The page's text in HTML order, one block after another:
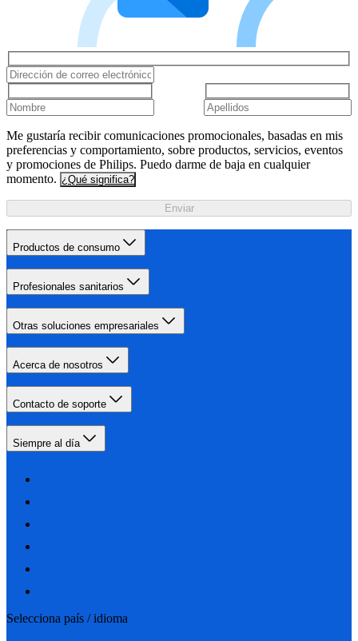
Me gustaría recibir comunicaciones promocionales, basadas en mis
preferencias y comportamiento, sobre productos, servicios, eventos
y promociones de Philips. Puedo darme de baja en cualquier
momento. ¿Qué significa?
Enviar
Productos de consumo
Profesionales sanitarios
Otras soluciones empresariales
Acerca de nosotros
Contacto de soporte
Siempre al día
Selecciona país / idioma